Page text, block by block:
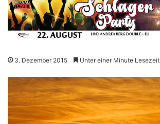
3. Dezember 2015 Unter einer Minute Lesezeit